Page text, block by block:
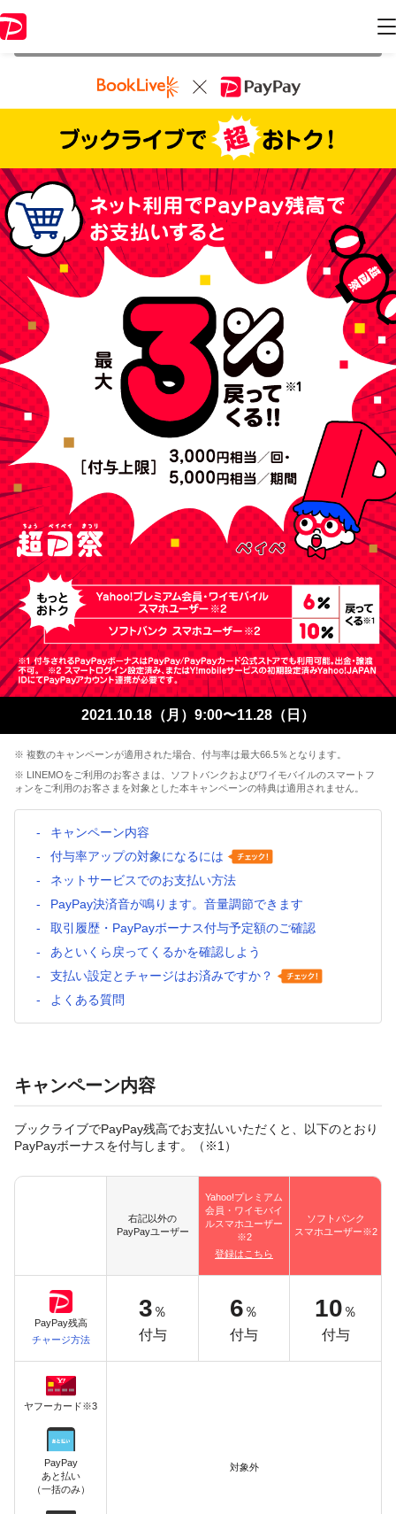
の情報はキャンペーン終了時点のものになります。
2021.10.18（月）9:00〜11.28（日）
※ 複数のキャンペーンが適用された場合、付与率は最大66.5％となります。
※ LINEMOをご利用のお客さまは、ソフトバンクおよびワイモバイルのスマートフ
ォンをご利用のお客さまを対象とした本キャンペーンの特典は適用されません。
キャンペーン内容
付与率アップの対象になるには
ネットサービスでのお支払い方法
PayPay決済音が鳴ります。音量調節できます
取引履歴・PayPayボーナス付与予定額のご確認
あといくら戻ってくるかを確認しよう
支払い設定とチャージはお済みですか？
よくある質問
キャンペーン内容
ブックライブでPayPay残高でお支払いいただくと、以下のとおり
PayPayボーナスを付与します。（※1）
右記以外の
PayPayユーザー
Yahoo!プレミアム
会員・ワイモバイ
ルスマホユーザー
※2
登録はこちら
ソフトバンク
スマホユーザー※2
PayPay残高
チャージ方法
3 ％
付与
6 ％
付与
10 ％
付与
ヤフーカード※3
PayPay
あと払い
（一括のみ）
対象外